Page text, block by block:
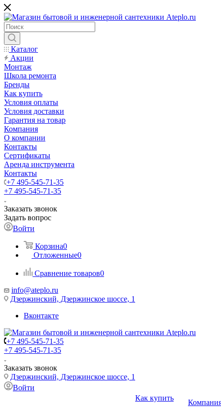
Каталог
Акции
Монтаж
Школа ремонта
Бренды
Как купить
Условия оплаты
Условия доставки
Гарантия на товар
Компания
О компании
Контакты
Сертификаты
Аренда инструмента
Контакты
+7 495-545-71-35
+7 495-545-71-35
Заказать звонок
Задать вопрос
Войти
Корзина0
Отложенные0
Сравнение товаров0
info@ateplo.ru
Дзержинский, Дзержинское шоссе, 1
Вконтакте
+7 495-545-71-35
+7 495-545-71-35
Заказать звонок
Дзержинский, Дзержинское шоссе, 1
Войти
Как купить